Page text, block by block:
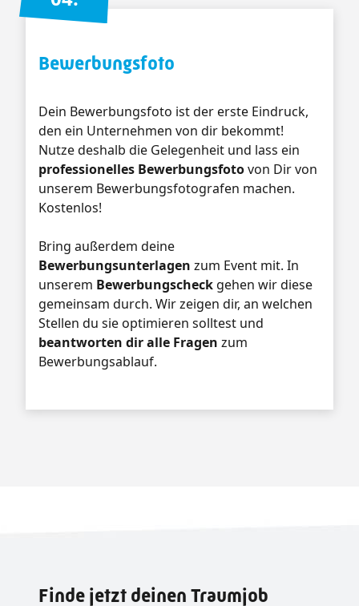
Bewerbungsfoto
Dein Bewerbungsfoto ist der erste Eindruck,
den ein Unternehmen von dir bekommt!
Nutze deshalb die Gelegenheit und lass ein
professionelles Bewerbungsfotovon Dir von
unserem Bewerbungsfotografen machen.
Kostenlos!
Bring außerdem deine
Bewerbungsunterlagen zum Event mit. In
unserem Bewerbungscheck gehen wir diese
gemeinsam durch. Wir zeigen dir, an welchen
Stellen du sie optimieren solltest und
beantworten dir alle Fragen zum
Bewerbungsablauf.
Finde jetzt deinen Traumjob